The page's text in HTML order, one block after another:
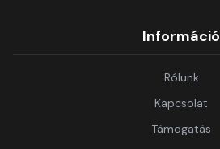
Információ
Rólunk
Kapcsolat
Támogatás